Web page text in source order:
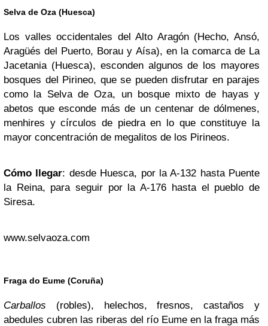
Selva de Oza (Huesca)
Los valles occidentales del Alto Aragón (Hecho, Ansó,
Aragüés del Puerto, Borau y Aísa), en la comarca de La
Jacetania (Huesca), esconden algunos de los mayores
bosques del Pirineo, que se pueden disfrutar en parajes
como la Selva de Oza, un bosque mixto de hayas y
abetos que esconde más de un centenar de dólmenes,
menhires y círculos de piedra en lo que constituye la
mayor concentración de megalitos de los Pirineos.
Cómo llegar: desde Huesca, por la A-132 hasta Puente
la Reina, para seguir por la A-176 hasta el pueblo de
Siresa.
www.selvaoza.com
Fraga do Eume (Coruña)
Carballos (robles), helechos, fresnos, castaños y
abedules cubren las riberas del río Eume en la fraga más